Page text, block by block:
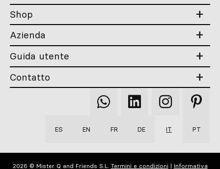
Shop
Azienda
Guida utente
Contatto
Qooqer
WhatsApp
Qooqer
Linkedin
Qooqer
Instagram
Qooqer
ES EN FR DE IT PT
2026 © Mister Q and Friends S.L. Termini e condizioni | Informativa